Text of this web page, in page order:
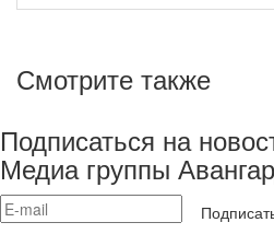
Смотрите также
Подписаться на
Медиа группы